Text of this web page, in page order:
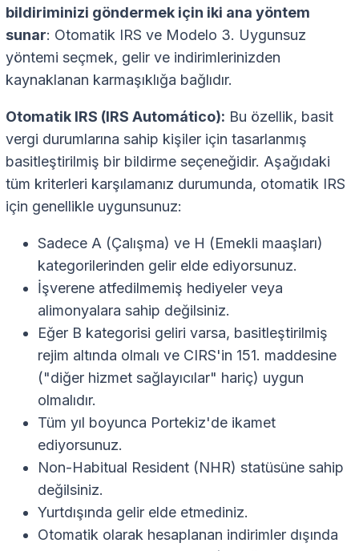
bildiriminizi göndermek için iki ana yöntem
sunar: Otomatik IRS ve Modelo 3. Uygunsuz
yöntemi seçmek, gelir ve indirimlerinizden
kaynaklanan karmaşıklığa bağlıdır.
Otomatik IRS (IRS Automático): Bu özellik, basit
vergi durumlarına sahip kişiler için tasarlanmış
basitleştirilmiş bir bildirme seçeneğidir. Aşağıdaki
tüm kriterleri karşılamanız durumunda, otomatik IRS
için genellikle uygunsunuz:
Sadece A (Çalışma) ve H (Emekli maaşları)
kategorilerinden gelir elde ediyorsunuz.
İşverene atfedilmemiş hediyeler veya
alimonyalara sahip değilsiniz.
Eğer B kategorisi geliri varsa, basitleştirilmiş
rejim altında olmalı ve CIRS'in 151. maddesine
("diğer hizmet sağlayıcılar" hariç) uygun
olmalıdır.
Tüm yıl boyunca Portekiz'de ikamet
ediyorsunuz.
Non-Habitual Resident (NHR) statüsüne sahip
değilsiniz.
Yurtdışında gelir elde etmediniz.
Otomatik olarak hesaplanan indirimler dışında